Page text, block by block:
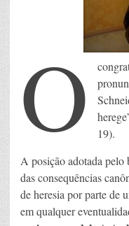
O
19).
A posição adotada pelo
das consequências
de heresia por parte de
em qualquer